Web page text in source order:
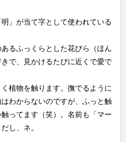
」が当て字として使われている
るふっくらとした花びら（ほん
で、見かけるたびに近くで愛で
植物を触ります。撫でるように
わからないのですが、ふっと触
ってます（笑）。名前も「マー
し、ネ。